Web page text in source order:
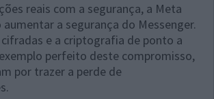
reais com a segurança, a Meta
a segurança do Messenger.
e a criptografia de ponto a
perfeito deste compromisso,
por trazer a perde de